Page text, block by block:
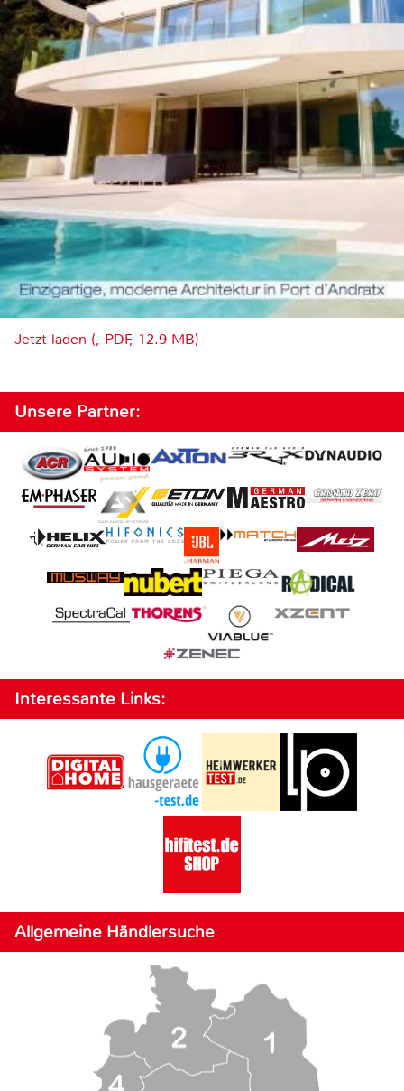
Jetzt laden (, PDF, 12.9 MB)
Unsere Partner:
Interessante Links:
Allgemeine Händlersuche